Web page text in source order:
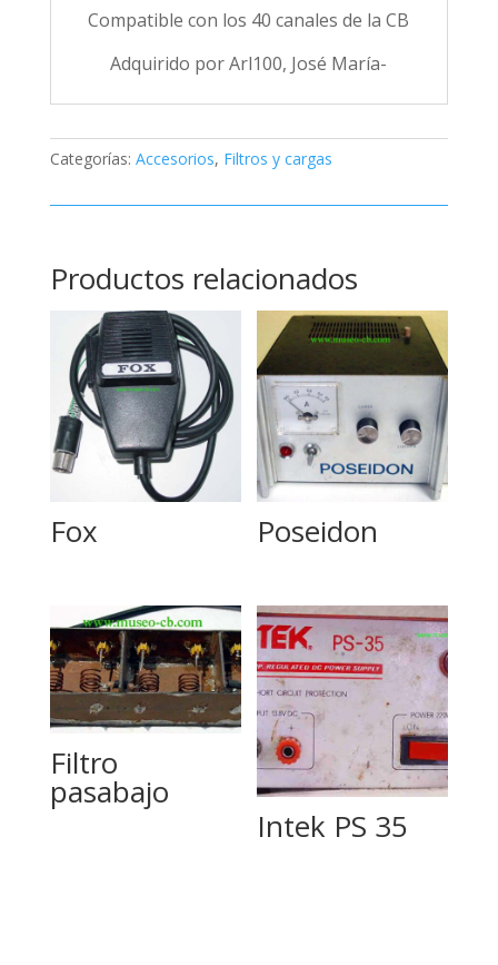
Compatible con los 40 canales de la CB
Adquirido por Arl100, José María-
Categorías: Accesorios, Filtros y cargas
Productos relacionados
Fox Poseidon
Filtro
pasabajo
Intek PS 35